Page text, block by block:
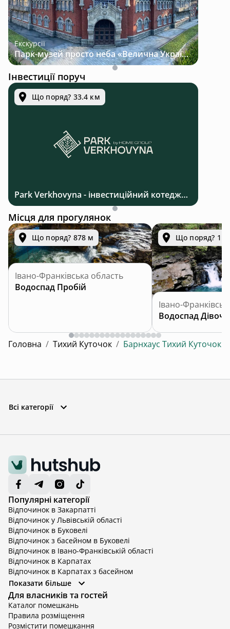
Екскурсії
Парк-музей просто неба «Велична Україна»
Інвестиції поруч
Що поряд? 33.4 км
Park Verkhovyna - інвестиційний котеджний комплекс біля Верховини в Карпатах
Місця для прогулянок
Що поряд? 878 м
Івано-Франківська область
Водоспад Пробій
Що поряд? 1.2
Івано-
Водоспад
Головна / Тихий Куточок / Барнхаус Тихий Куточок
Всі категорії
Популярні категорії
Відпочинок в Закарпатті
Відпочинок у Львівській області
Відпочинок в Буковелі
Відпочинок з басейном в Буковелі
Відпочинок в Івано-Франківській області
Відпочинок в Карпатах
Відпочинок в Карпатах з басейном
Відпочинок в Київській області
Відпочинок в Київській області з басейном
Відпочинок в Тернопільській області
Відпочинок у Вінницькій області
Відпочинок в Яремче
Показати більше
Для власників та гостей
Каталог помешкань
Правила розміщення
Розмістити помешкання